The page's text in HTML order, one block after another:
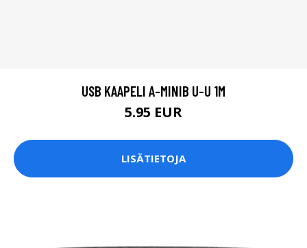
USB KAAPELI A-MINIB U-U 1M
5.95 EUR
LISÄTIETOJA